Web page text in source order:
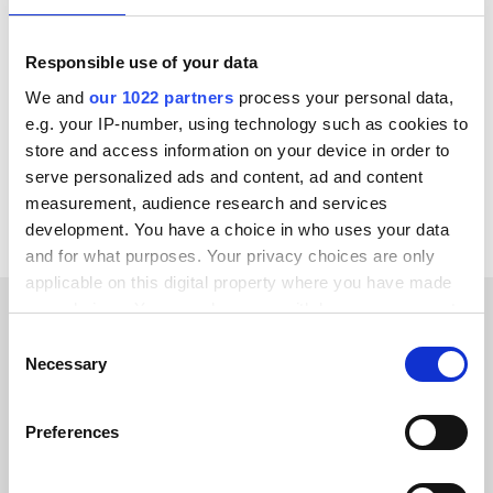
Responsible use of your data
We and our 1022 partners process your personal data,
e.g. your IP-number, using technology such as cookies to
store and access information on your device in order to
serve personalized ads and content, ad and content
measurement, audience research and services
development. You have a choice in who uses your data
and for what purposes. Your privacy choices are only
applicable on this digital property where you have made
your choices. You can change or withdraw your consent
the Privacy trigger icon.
Collect information about your geographical location
Selection
Necessary
Preferences
ChannelEngine Centra
Se alla WICS WMS-integrationer
Read testimonials from our
trusted customers